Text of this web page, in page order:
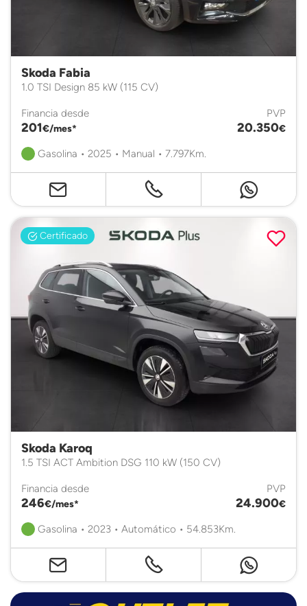
Skoda Fabia
1.0 TSI Design 85 kW (115 CV)
Financia desde
201€/mes*
PVP
20.350€
Gasolina • 2025 • Manual • 7.797Km.
Certificado
Skoda Karoq
1.5 TSI ACT Ambition DSG 110 kW (150 CV)
Financia desde
246€/mes*
PVP
24.900€
Gasolina • 2023 • Automático • 54.853Km.